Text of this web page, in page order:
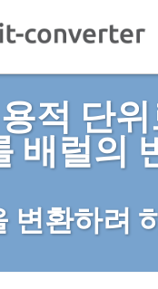
적 단
배럴의
변환하려